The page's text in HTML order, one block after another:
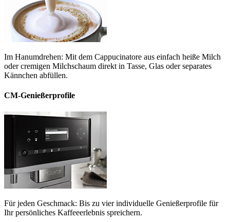
Im Hanumdrehen: Mit dem Cappucinatore aus einfach heiße Milch
oder cremigen Milchschaum direkt in Tasse, Glas oder separates
Kännchen abfüllen.
CM-Genießerprofile
Für jeden Geschmack: Bis zu vier individuelle Genießerprofile für
Ihr persönliches Kaffeeerlebnis spreichern.